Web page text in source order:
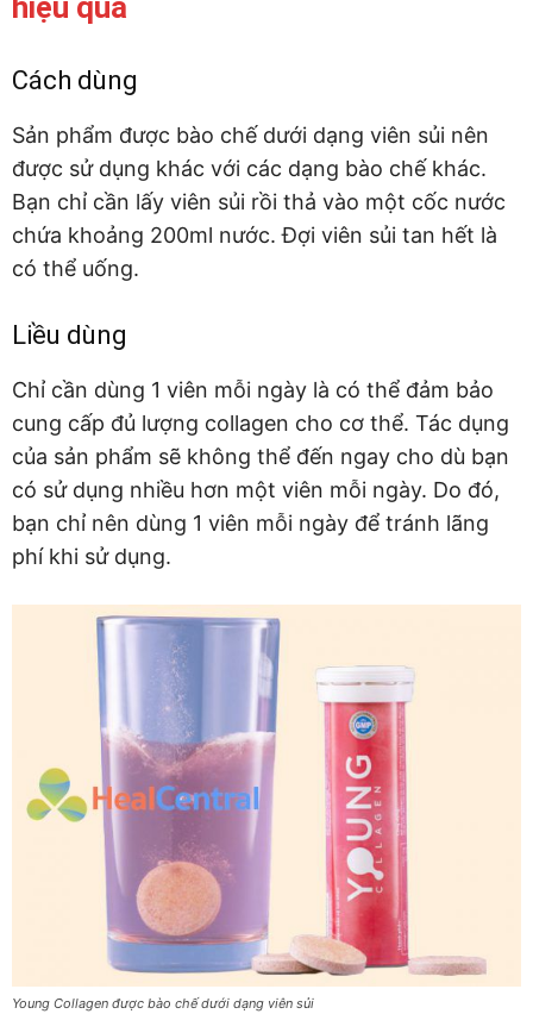
hiệu quả
Cách dùng
Sản phẩm được bào chế dưới dạng viên sủi nên
được sử dụng khác với các dạng bào chế khác.
Bạn chỉ cần lấy viên sủi rồi thả vào một cốc nước
chứa khoảng 200ml nước. Đợi viên sủi tan hết là
có thể uống.
Liều dùng
Chỉ cần dùng 1 viên mỗi ngày là có thể đảm bảo
cung cấp đủ lượng collagen cho cơ thể. Tác dụng
của sản phẩm sẽ không thể đến ngay cho dù bạn
có sử dụng nhiều hơn một viên mỗi ngày. Do đó,
bạn chỉ nên dùng 1 viên mỗi ngày để tránh lãng
phí khi sử dụng.
Young Collagen được bào chế dưới dạng viên sủi